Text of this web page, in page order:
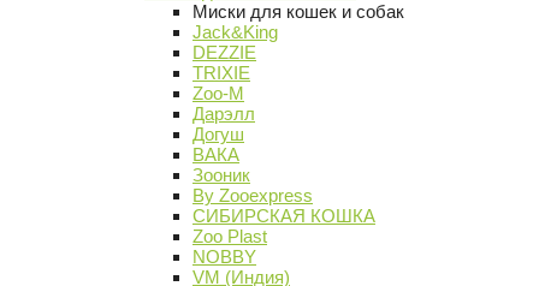
Миски для кошек и собак
Jack&King
DEZZIE
TRIXIE
Zoo-M
Дарэлл
Догуш
ВАКА
Зооник
By Zooexpress
СИБИРСКАЯ КОШКА
Zoo Plast
NOBBY
VM (Индия)